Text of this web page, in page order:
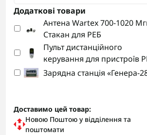
Додаткові товари
Антена Wartex 700-1020
Стакан для РЕБ
Пульт дистанційного
керування для пристроїв
Зарядна станція «Генера-
Доставимо цей товар:
Новою Поштою у відділення та
поштомати